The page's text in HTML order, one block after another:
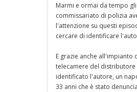
Marmi e ormai da tempo
commissariato di polizia
l'attenzione su questi
cercare di identificare
E grazie anche all'impianto
telecamere del distributore
identificato l'autore, un
33 anni che è stato